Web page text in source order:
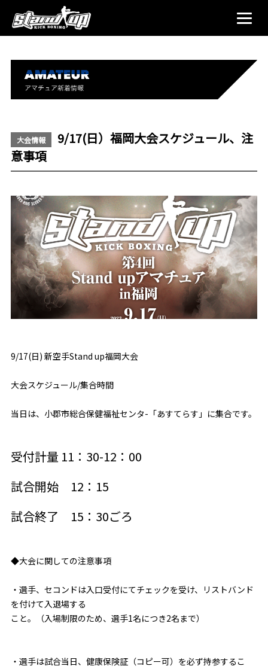
大会情報
9/17(日）福岡大会スケジュール、注
意事項
9/17(日) 新空手Stand up福岡大会
大会スケジュール/集合時間
当日は、小郡市総合保健福祉センタ-「あすてらす」に集合です。
受付計量 11：30-12：00
試合開始 12：15
試合終了 15：30ごろ
◆大会に関しての注意事項
・選手、セコンドは入口受付にてチェックを受け、リストバンド
を付けて入退場する
こと。（入場制限のため、選手1名につき2名まで）
・選手は試合当日、健康保険証（コピー可）を必ず持参するこ